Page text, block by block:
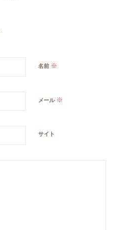
名前 ※
メール ※
サイト